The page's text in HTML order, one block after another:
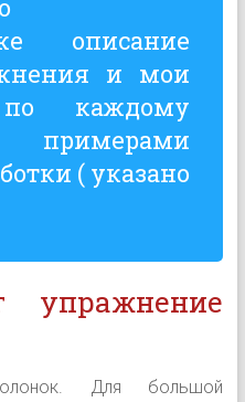
описание
и мои
каждому
( указано
упражнение
Для большой